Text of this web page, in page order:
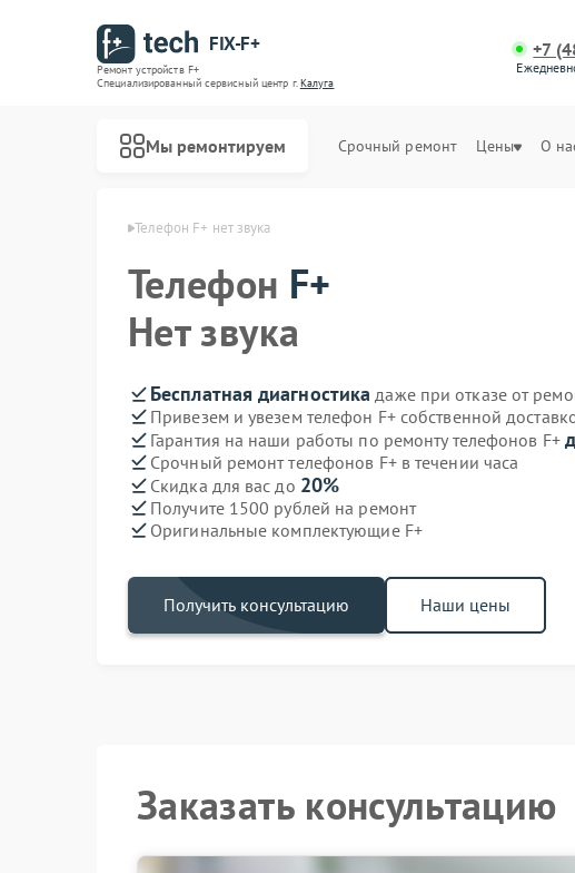
FIX-F+
Ремонт устройств F+
Специализированный cервисный центр г.Калуга
+7
Мы ремонтируем Срочный ремонт Цены О
Телефон F+ нет звука
Телефон F+
Нет звука
Бесплатная диагностика даже при отказе от
Привезем и увезем телефон F+ собственной
Гарантия на наши работы по ремонту телефонов F+
Срочный ремонт телефонов F+ в течении часа
Скидка для вас до 20%
Получите 1500 рублей на ремонт
Оригинальные комплектующие F+
Получить консультацию Наши цены
Заказать консультацию